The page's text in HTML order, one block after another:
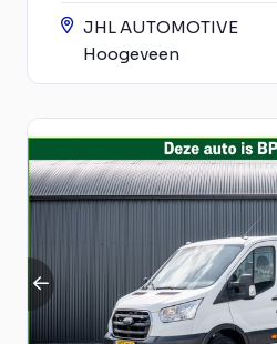
JHL AUTOMOTIVE
Hoogeveen